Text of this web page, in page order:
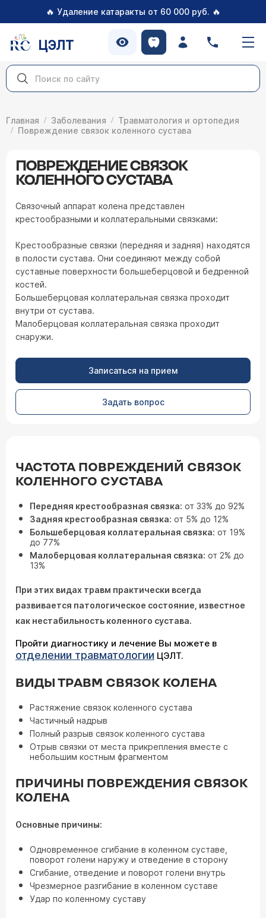
🔥 Удаление катаракты от 60 000 руб. 🔥
ЦЭЛТ
Главная Заболевания
Травматология и ортопедия
Повреждение связок коленного сустава
ПОВРЕЖДЕНИЕ СВЯЗОК
КОЛЕННОГО СУСТАВА
Связочный аппарат колена представлен
крестообразными и коллатеральными связками:
Крестообразные связки (передняя и задняя) находятся
в полости сустава. Они соединяют между собой
суставные поверхности большеберцовой и бедренной
костей.
Большеберцовая коллатеральная связка проходит
внутри от сустава.
Малоберцовая коллатеральная связка проходит
снаружи.
Записаться на прием
Задать вопрос
ЧАСТОТА ПОВРЕЖДЕНИЙ СВЯЗОК
КОЛЕННОГО СУСТАВА
Передняя крестообразная связка: от 33% до 92%
Задняя крестообразная связка: от 5% до 12%
Большеберцовая коллатеральная связка: от 19%
до 77%
Малоберцовая коллатеральная связка: от 2% до
13%
При этих видах травм практически всегда
развивается патологическое состояние, известное
как нестабильность коленного сустава.
Пройти диагностику и лечение Вы можете в
отделении травматологии ЦЭЛТ.
ВИДЫ ТРАВМ СВЯЗОК КОЛЕНА
Растяжение связок коленного сустава
Частичный надрыв
Полный разрыв связок коленного сустава
Отрыв связки от места прикрепления вместе с
небольшим костным фрагментом
ПРИЧИНЫ ПОВРЕЖДЕНИЯ СВЯЗОК
КОЛЕНА
Основные причины:
Одновременное сгибание в коленном суставе,
поворот голени наружу и отведение в сторону
Сгибание, отведение и поворот голени внутрь
Чрезмерное разгибание в коленном суставе
Удар по коленному суставу